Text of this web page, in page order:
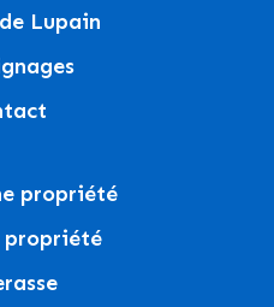
Lupain
propriété
propriété